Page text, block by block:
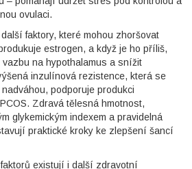
ovulaci.
faktory, které mohou zhoršovat
estrogen, a když je ho příliš,
na hypothalamus a snížit
inzulínová rezistence, která se
podporuje produkci
Zdravá tělesná hmotnost,
glykemickým indexem a pravidelná
praktické kroky ke zlepšení šancí
existují i další zdravotní